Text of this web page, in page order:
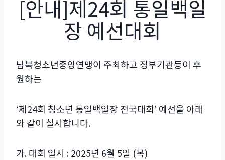
[안내]제24회 통일백일
장 예선대회
남북청소년중앙연맹이 주최하고 정부기관등이 후
원하는
‘제24회 청소년 통일백일장 전국대회’ 예선을 아래
와 같이 실시합니다.
가. 대회 일시 : 2025년 6월 5일 (목)